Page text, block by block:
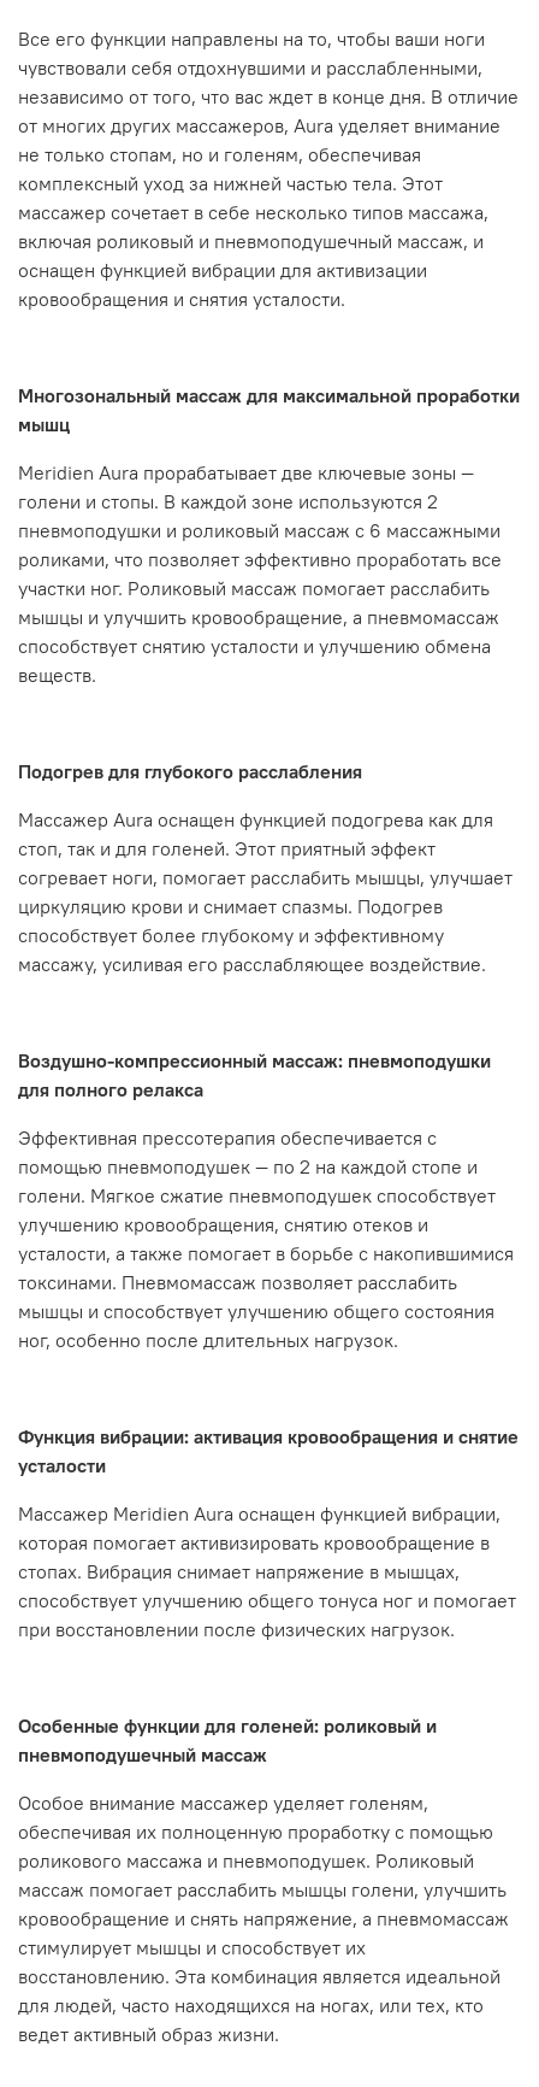
Все его функции направлены на то, чтобы ваши ноги
чувствовали себя отдохнувшими и расслабленными,
независимо от того, что вас ждет в конце дня. В отличие
от многих других массажеров, Aura уделяет внимание
не только стопам, но и голеням, обеспечивая
комплексный уход за нижней частью тела. Этот
массажер сочетает в себе несколько типов массажа,
включая роликовый и пневмоподушечный массаж, и
оснащен функцией вибрации для активизации
кровообращения и снятия усталости.
Многозональный массаж для максимальной проработки
мышц
Meridien Aura прорабатывает две ключевые зоны —
голени и стопы. В каждой зоне используются 2
пневмоподушки и роликовый массаж с 6 массажными
роликами, что позволяет эффективно проработать все
участки ног. Роликовый массаж помогает расслабить
мышцы и улучшить кровообращение, а пневмомассаж
способствует снятию усталости и улучшению обмена
веществ.
Подогрев для глубокого расслабления
Массажер Aura оснащен функцией подогрева как для
стоп, так и для голеней. Этот приятный эффект
согревает ноги, помогает расслабить мышцы, улучшает
циркуляцию крови и снимает спазмы. Подогрев
способствует более глубокому и эффективному
массажу, усиливая его расслабляющее воздействие.
Воздушно-компрессионный массаж: пневмоподушки
для полного релакса
Эффективная прессотерапия обеспечивается с
помощью пневмоподушек — по 2 на каждой стопе и
голени. Мягкое сжатие пневмоподушек способствует
улучшению кровообращения, снятию отеков и
усталости, а также помогает в борьбе с накопившимися
токсинами. Пневмомассаж позволяет расслабить
мышцы и способствует улучшению общего состояния
ног, особенно после длительных нагрузок.
Функция вибрации: активация кровообращения и снятие
усталости
Массажер Meridien Aura оснащен функцией вибрации,
которая помогает активизировать кровообращение в
стопах. Вибрация снимает напряжение в мышцах,
способствует улучшению общего тонуса ног и помогает
при восстановлении после физических нагрузок.
Особенные функции для голеней: роликовый и
пневмоподушечный массаж
Особое внимание массажер уделяет голеням,
обеспечивая их полноценную проработку с помощью
роликового массажа и пневмоподушек. Роликовый
массаж помогает расслабить мышцы голени, улучшить
кровообращение и снять напряжение, а пневмомассаж
стимулирует мышцы и способствует их
восстановлению. Эта комбинация является идеальной
для людей, часто находящихся на ногах, или тех, кто
ведет активный образ жизни.